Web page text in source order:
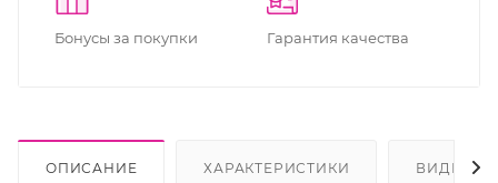
Бонусы за покупки Гарантия качества
ОПИСАНИЕ ХАРАКТЕРИСТИКИ ВИДЕО